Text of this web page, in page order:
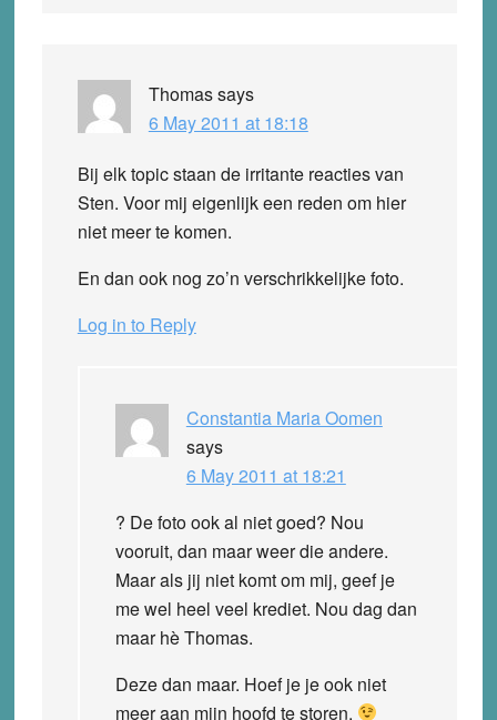
Thomassays
6 May 2011 at 18:18
Bij elk topic staan de irritante reacties van
Sten. Voor mij eigenlijk een reden om hier
niet meer te komen.
En dan ook nog zo’n verschrikkelijke foto.
Log in to Reply
Constantia Maria Oomen
says
6 May 2011 at 18:21
? De foto ook al niet goed? Nou
vooruit, dan maar weer die andere.
Maar als jij niet komt om mij, geef je
me wel heel veel krediet. Nou dag dan
maar hè Thomas.
Deze dan maar. Hoef je je ook niet
meer aan mijn hoofd te storen.